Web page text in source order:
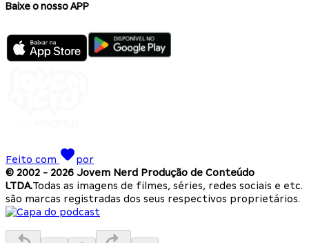
Baixe o nosso APP
Feito com
por
© 2002 - 2026 Jovem Nerd Produção de Conteúdo
LTDA.Todas as imagens de filmes, séries, redes sociais e etc.
são marcas registradas dos seus respectivos proprietários.